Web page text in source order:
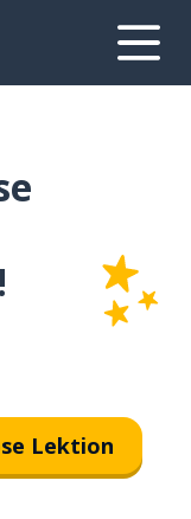
!
Lektion